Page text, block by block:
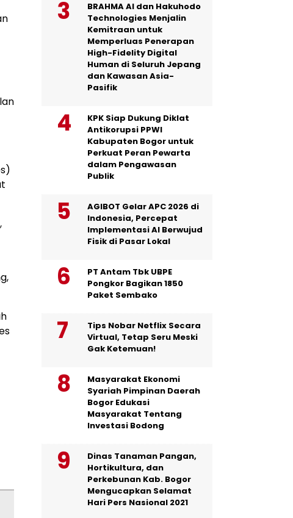
BRAHMA AI dan Hakuhodo
Technologies Menjalin
Kemitraan untuk
Memperluas Penerapan
High-Fidelity Digital
Human di Seluruh Jepang
dan Kawasan Asia-
Pasifik
KPK Siap Dukung Diklat
Antikorupsi PPWI
Kabupaten Bogor untuk
Perkuat Peran Pewarta
dalam Pengawasan
Publik
AGIBOT Gelar APC 2026 di
Indonesia, Percepat
Implementasi AI Berwujud
Fisik di Pasar Lokal
PT Antam Tbk UBPE
Pongkor Bagikan 1850
Paket Sembako
Tips Nobar Netflix Secara
Virtual, Tetap Seru Meski
Gak Ketemuan!
Masyarakat Ekonomi
Syariah Pimpinan Daerah
Bogor Edukasi
Masyarakat Tentang
Investasi Bodong
Dinas Tanaman Pangan,
Hortikultura, dan
Perkebunan Kab. Bogor
Mengucapkan Selamat
Hari Pers Nasional 2021